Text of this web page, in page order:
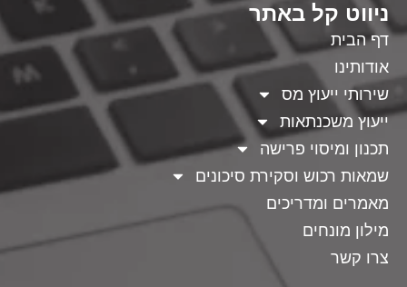
ניווט קל באתר
דף הבית
אודותינו
שירותי ייעוץ מס
ייעוץ משכנתאות
תכנון ומיסוי פרישה
שמאות רכוש וסקירת סיכונים
מאמרים ומדריכים
מילון מונחים
צרו קשר